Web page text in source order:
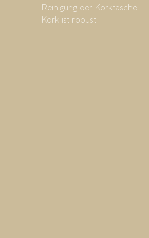
Reinigung der Korktasche
Kork ist robust